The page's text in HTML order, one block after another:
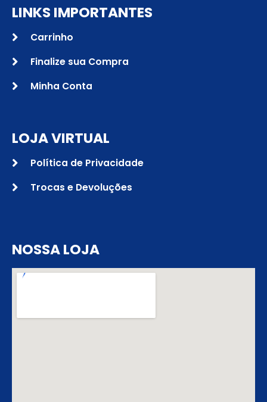
LINKS IMPORTANTES
Carrinho
Finalize sua Compra
Minha Conta
LOJA VIRTUAL
Política de Privacidade
Trocas e Devoluções
NOSSA LOJA